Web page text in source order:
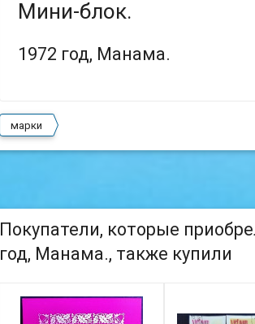
Мини-блок.
1972 год, Манама.
марки
Покупатели, которые
год, Манама., также купили